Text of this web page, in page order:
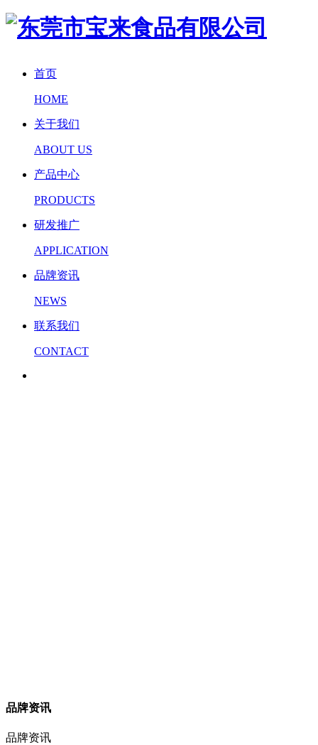
首页
HOME
关于我们
ABOUT US
产品中心
PRODUCTS
研发推广
APPLICATION
品牌资讯
NEWS
联系我们
CONTACT
品牌资讯
品牌资讯